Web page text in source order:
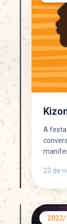
A festa
23 de
2022/